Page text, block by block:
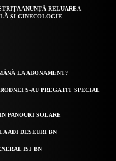
ANUNȚĂ RELUAREA
ȘI GINECOLOGIE
LA ABONAMENT?
S-AU PREGĂTIT SPECIAL
PANOURI SOLARE
ADI DESEURI BN
ISJ BN